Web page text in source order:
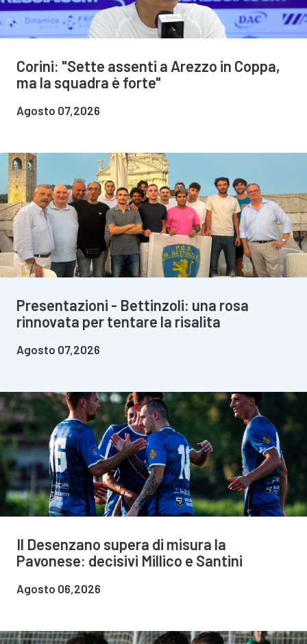
Corini: "Sette assenti a Arezzo in Coppa,
ma la squadra è forte"
Agosto 07,2026
Presentazioni - Bettinzoli: una rosa
rinnovata per tentare la risalita
Agosto 07,2026
Il Desenzano supera di misura la
Pavonese: decisivi Millico e Santini
Agosto 06,2026